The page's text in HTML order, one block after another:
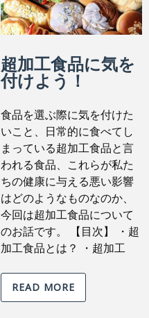
超加工食品に気を
付けよう！
食品を選ぶ際に気を付けた
いこと、日常的に食べてし
まっている超加工食品と言
われる食品、これらが私た
ちの健康に与える悪い影響
はどのようなものなのか、
今回は超加工食品について
のお話です。 【目次】 ・超
加工食品とは？ ・超加工
READ MORE